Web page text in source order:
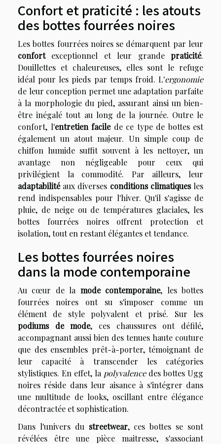
Confort et praticité : les atouts
des bottes fourrées noires
Les bottes fourrées noires se démarquent par leur
confortexceptionnel et leur grande praticité.
Douillettes et chaleureuses, elles sont le refuge
idéal pour les pieds par temps froid. L'ergonomie
de leur conception permet une adaptation parfaite
à la morphologie du pied, assurant ainsi un bien-
être inégalé tout au long de la journée. Outre le
confort, l'entretien facilede ce type de bottes est
également un atout majeur. Un simple coup de
chiffon humide suffit souvent à les nettoyer, un
avantage non négligeable pour ceux qui
privilégient la commodité. Par ailleurs, leur
adaptabilitéaux diverses conditions climatiquesles
rend indispensables pour l'hiver. Qu'il s'agisse de
pluie, de neige ou de températures glaciales, les
bottes fourrées noires offrent protection et
isolation, tout en restant élégantes et tendance.
Les bottes fourrées noires
dans la mode contemporaine
Au cœur de la mode contemporaine, les bottes
fourrées noires ont su s'imposer comme un
élément de style polyvalent et prisé. Sur les
podiums de mode, ces chaussures ont défilé,
accompagnant aussi bien des tenues haute couture
que des ensembles prêt-à-porter, témoignant de
leur capacité à transcender les catégories
stylistiques. En effet, la polyvalencedes bottes Ugg
noires réside dans leur aisance à s'intégrer dans
une multitude de looks, oscillant entre élégance
décontractée et sophistication.
Dans l'univers du streetwear, ces bottes se sont
révélées être une pièce maitresse, s'associant